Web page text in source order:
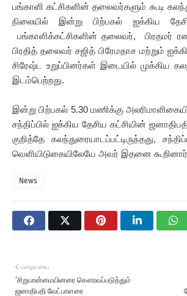
பங்காளி கட்சிகளின் தலைவர்களும் கூடி
நிலையில் இன்று பிற்பகல் ஐக்கிய
பங்காளிக்கட்சிகளின் தலைவர், பிரதமர்
பிரதித் தலைவர் சஜித் பிரேமதாச மற்றும்
சிரேஷ்ட உறுப்பினர்கள் இடையில் முக்கிய
இடம்பெற்றது.
இன்று பிற்பகல் 5.30 மணிக்கு
சந்திப்பில் ஐக்கிய தேசிய கட்சியின்
குறித்தே கலந்துரையாடப்பட்டிருந்தது,
வெளியிடுகையிலேயே அவர் இதனை
News
பழையவை
‘சிறுபான்மையினரை கௌரவப்படுத்தும்
ஜனாதிபதி வேட்பாளரை